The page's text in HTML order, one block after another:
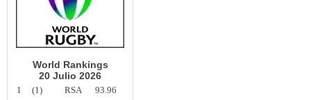
World Rankings
20 Julio 2026
1 (1) RSA
93.96